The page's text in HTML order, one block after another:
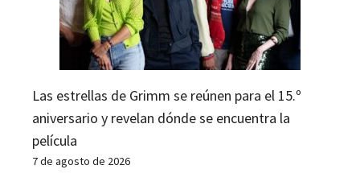
Las estrellas de Grimm se reúnen para el 15.º
aniversario y revelan dónde se encuentra la
película
7 de agosto de 2026